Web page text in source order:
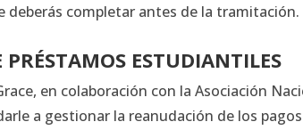
deberás completar antes de la tramitación.
ESTUDIANTILES
en colaboración con la Asociación
a gestionar la reanudación de los